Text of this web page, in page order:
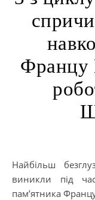
Францу
Найбільш безглуздим аргументом серед усіх, які
виникли під
пам’ятника